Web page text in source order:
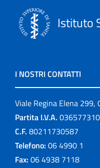
Istituto
I NOSTRI CONTATTI
Viale Regina Elena 299,
Partita I.V.A.
C.F. 80211730587
Telefono: 06 4990 1
Fax: 06 4938 7118